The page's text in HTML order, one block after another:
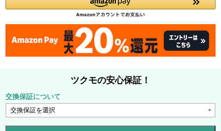
ツクモの安心保証！
交換保証について